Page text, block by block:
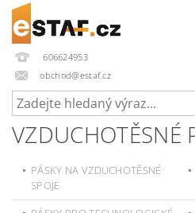
606624953
obchod@estaf.cz
VZDUCHOTĚSNÉ
PÁSKY NA VZDUCHOTĚSNÉ
SPOJE